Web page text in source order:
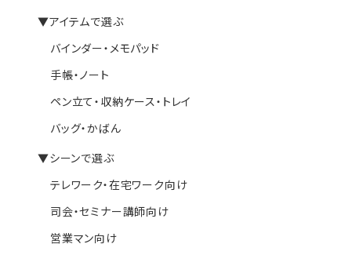
▼アイテムで選ぶ
バインダー・メモパッド
手帳・ノート
ペン立て・収納ケース・トレイ
バッグ・かばん
▼シーンで選ぶ
テレワーク・在宅ワーク向け
司会・セミナー講師向け
営業マン向け